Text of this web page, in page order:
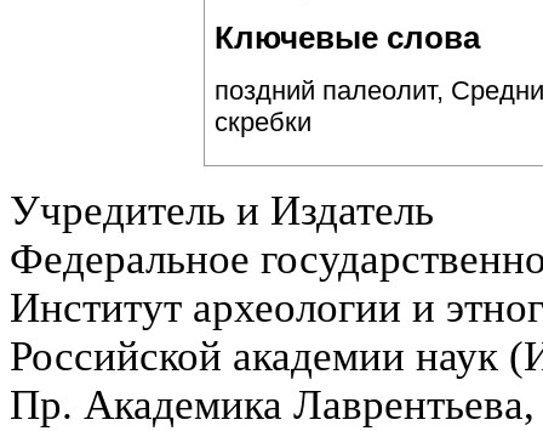
Ключевые слова
поздний палеолит,
скребки
Учредитель и Издатель
Федеральное
Институт археологии и
Российской академии
Пр. Академика